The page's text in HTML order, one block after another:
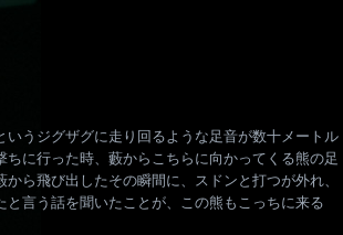
いうジグザグに走り回るような足音が数十メートル
に行った時、藪からこちらに向かってくる熊の足
ら飛び出したその瞬間に、スドンと打つが外れ、
言う話を聞いたことが、この熊もこっちに来る